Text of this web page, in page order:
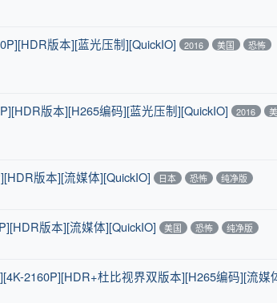
版本][蓝光压制][QuickIO] 2016 美国
恐怖
版本][H265编码][蓝光压制][QuickIO] 2016
版本][流媒体][QuickIO] 日本 恐怖 纯净版
版本][流媒体][QuickIO] 美国 恐怖 纯净版
2160P][HDR+杜比视界双版本][H265编码][流媒